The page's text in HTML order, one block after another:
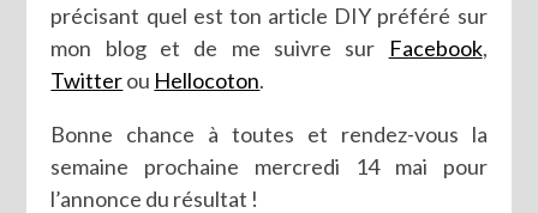
précisant quel est ton article DIY préféré sur
mon blog et de me suivre sur
Facebook,
Twitterou Hellocoton.
Bonne chance à toutes et rendez-vous la
semaine prochaine mercredi 14 mai pour
l’annonce du résultat !